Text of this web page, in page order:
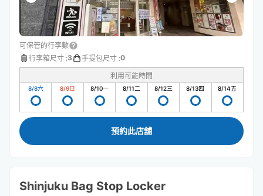
可保管的行李數
行李箱尺寸 :3 手提包尺寸 :0
利用可能時間
8/8六 8/9日 8/10一 8/11二 8/12三 8/13四 8/14五
預約此店舖
Shinjuku Bag Stop Locker